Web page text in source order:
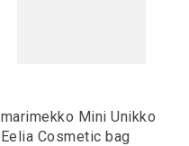
marimekko Mini Unikko
Eelia Cosmetic bag